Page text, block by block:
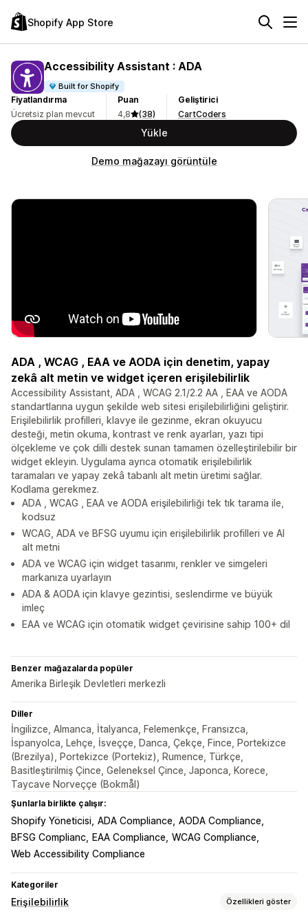
Shopify App Store
Accessibility Assistant : ADA
Built for Shopify
Fiyatlandırma
Ücretsiz plan mevcut
Puan
4,8
(38)
Geliştirici
CartCoders
Yükle
Demo mağazayı görüntüle
ADA , WCAG , EAA ve AODA için denetim, yapay
zekâ alt metin ve widget içeren erişilebilirlik
Accessibility Assistant, ADA , WCAG 2.1/2.2 AA , EAA ve AODA
standartlarına uygun şekilde web sitesi erişilebilirliğini geliştirir.
Erişilebilirlik profilleri, klavye ile gezinme, ekran okuyucu
desteği, metin okuma, kontrast ve renk ayarları, yazı tipi
ölçekleme ve çok dilli destek sunan tamamen özelleştirilebilir bir
widget ekleyin. Uygulama ayrıca otomatik erişilebilirlik
taramaları ve yapay zekâ tabanlı alt metin üretimi sağlar.
Kodlama gerekmez.
ADA , WCAG , EAA ve AODA erişilebilirliği tek tık tarama ile,
kodsuz
WCAG, ADA ve BFSG uyumu için erişilebilirlik profilleri ve AI
alt metni
ADA ve WCAG için widget tasarımı, renkler ve simgeleri
markanıza uyarlayın
ADA & AODA için klavye gezintisi, seslendirme ve büyük
imleç
EAA ve WCAG için otomatik widget çevirisine sahip 100+ dil
Benzer mağazalarda popüler
Amerika Birleşik Devletleri merkezli
Diller
İngilizce, Almanca, İtalyanca, Felemenkçe, Fransızca,
İspanyolca, Lehçe, İsveççe, Danca, Çekçe, Fince, Portekizce
(Brezilya), Portekizce (Portekiz), Rumence, Türkçe,
Basitleştirilmiş Çince, Geleneksel Çince, Japonca, Korece,
Taycave Norveççe (Bokmål)
Şunlarla birlikte çalışır:
Shopify Yöneticisi ADA Compliance AODA Compliance
BFSG Complianc
EAA Compliance WCAG Compliance
Web Accessibility Compliance
Kategoriler
Erişilebilirlik Özellikleri göster